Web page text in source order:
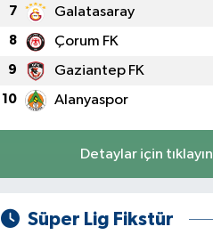
7 Galatasaray
8 Çorum FK
9 Gaziantep FK
10 Alanyaspor
Detaylar için tıklayın
Süper Lig Fikstür